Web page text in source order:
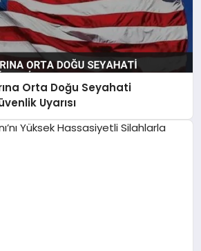
Orta Doğu Seyahati
Uyarısı